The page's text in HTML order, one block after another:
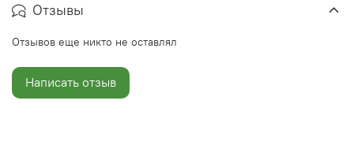
Отзывы
Отзывов еще никто не оставлял
Написать отзыв